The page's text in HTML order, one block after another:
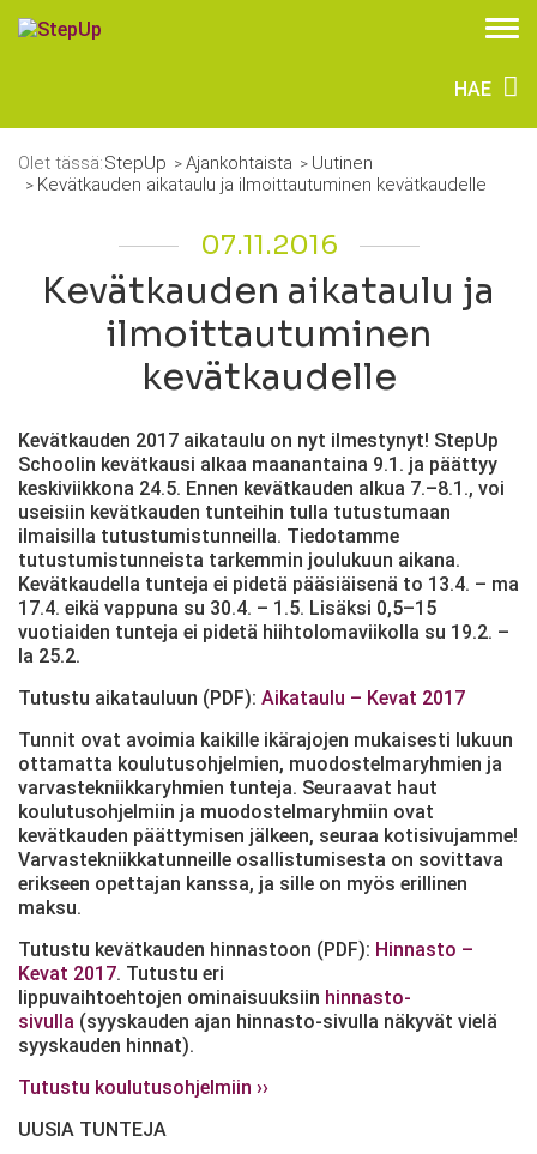
HAE
Olet tässä:StepUp Ajankohtaista
Uutinen
Kevätkauden aikataulu ja ilmoittautuminen kevätkaudelle
07.11.2016
Kevätkauden aikataulu ja
ilmoittautuminen
kevätkaudelle
Kevätkauden 2017 aikataulu on nyt ilmestynyt! StepUp
Schoolin kevätkausi alkaa maanantaina 9.1. ja päättyy
keskiviikkona 24.5. Ennen kevätkauden alkua 7.–8.1., voi
useisiin kevätkauden tunteihin tulla tutustumaan
ilmaisilla tutustumistunneilla. Tiedotamme
tutustumistunneista tarkemmin joulukuun aikana.
Kevätkaudella tunteja ei pidetä pääsiäisenä to 13.4. – ma
17.4. eikä vappuna su 30.4. – 1.5. Lisäksi 0,5–15
vuotiaiden tunteja ei pidetä hiihtolomaviikolla su 19.2. –
la 25.2.
Tutustu aikatauluun (PDF): Aikataulu – Kevat 2017
Tunnit ovat avoimia kaikille ikärajojen mukaisesti lukuun
ottamatta koulutusohjelmien, muodostelmaryhmien ja
varvastekniikkaryhmien tunteja. Seuraavat haut
koulutusohjelmiin ja muodostelmaryhmiin ovat
kevätkauden päättymisen jälkeen, seuraa kotisivujamme!
Varvastekniikkatunneille osallistumisesta on sovittava
erikseen opettajan kanssa, ja sille on myös erillinen
maksu.
Tutustu kevätkauden hinnastoon (PDF): Hinnasto –
Kevat 2017. Tutustu eri
lippuvaihtoehtojen ominaisuuksiin hinnasto-
sivulla (syyskauden ajan hinnasto-sivulla näkyvät vielä
syyskauden hinnat).
Tutustu koulutusohjelmiin ››
UUSIA TUNTEJA